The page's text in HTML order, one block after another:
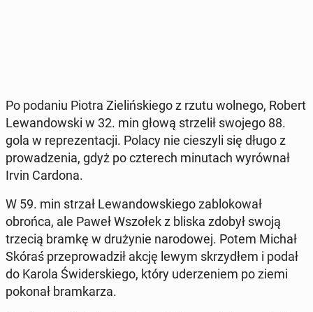
Po podaniu Piotra Zie­liń­skie­go z rzutu wolnego, Robert
Le­wan­dow­ski w 32. min głową strze­lił swojego 88.
gola w re­pre­zen­ta­cji. Polacy nie cie­szy­li się długo z
pro­wa­dze­nia, gdyż po czte­rech mi­nu­tach wy­rów­nał
Irvin Cardona.
W 59. min strzał Le­wan­dow­skie­go za­blo­ko­wał
obrońca, ale Paweł Wszołek z bliska zdobył swoją
trzecią bramkę w dru­ży­nie na­ro­do­wej. Potem Michał
Skóraś prze­pro­wa­dził akcję lewym skrzy­dłem i podał
do Karola Świ­der­skie­go, który ude­rze­niem po ziemi
pokonał bram­ka­rza.